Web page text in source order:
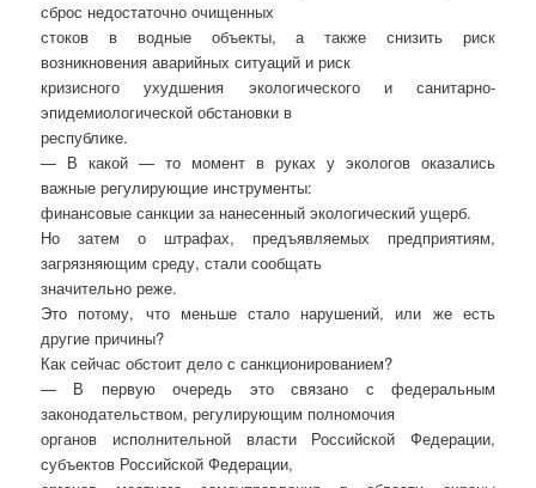
сброс недостаточно очищенных
стоков в водные объекты, а также снизить риск
возникновения аварийных ситуаций и риск
кризисного ухудшения экологического и санитарно-
эпидемиологической обстановки в
республике.
— В какой — то момент в руках у экологов оказались
важные регулирующие инструменты:
финансовые санкции за нанесенный экологический ущерб.
Но затем о штрафах, предъявляемых предприятиям,
загрязняющим среду, стали сообщать
значительно реже.
Это потому, что меньше стало нарушений, или же есть
другие причины?
Как сейчас обстоит дело с санкционированием?
— В первую очередь это связано с федеральным
законодательством, регулирующим полномочия
органов исполнительной власти Российской Федерации,
субъектов Российской Федерации,